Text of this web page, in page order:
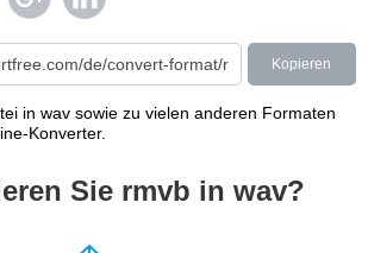
Kopieren
in wav sowie zu vielen anderen Formaten
Konverter.
Sie rmvb in wav?